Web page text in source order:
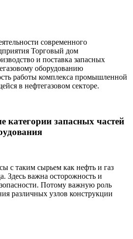
современного
Торговый дом
и поставка запасных
оборудованию
работы комплекса промышленной
в нефтегазовом секторе.
категории запасных частей
с таким сырьем как нефть и газ
Здесь важна осторожность и
Потому важную роль
различных узлов конструкции